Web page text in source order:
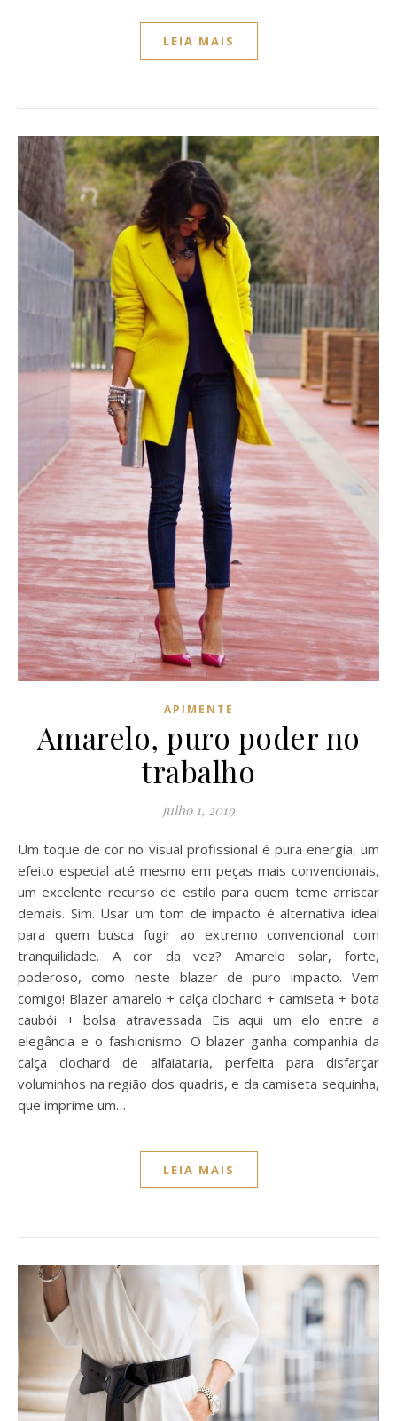
LEIA MAIS
APIMENTE
Amarelo, puro poder no
trabalho
julho 1, 2019
Um toque de cor no visual profissional é pura energia, um
efeito especial até mesmo em peças mais convencionais,
um excelente recurso de estilo para quem teme arriscar
demais. Sim. Usar um tom de impacto é alternativa ideal
para quem busca fugir ao extremo convencional com
tranquilidade. A cor da vez? Amarelo solar, forte,
poderoso, como neste blazer de puro impacto. Vem
comigo! Blazer amarelo + calça clochard + camiseta + bota
caubói + bolsa atravessada Eis aqui um elo entre a
elegância e o fashionismo. O blazer ganha companhia da
calça clochard de alfaiataria, perfeita para disfarçar
voluminhos na região dos quadris, e da camiseta sequinha,
que imprime um…
LEIA MAIS